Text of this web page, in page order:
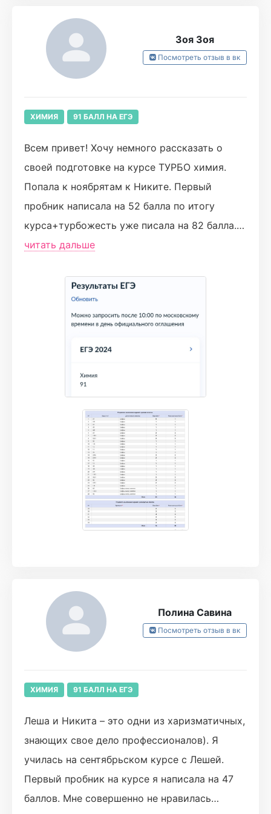
ооочень много полезного материала и
ничего лишнего. Удобные таблички,
инфографики, конспекты, мнемокарточки
несколько месяцев стали семьей для меня.
Они всегда помогут, подскажут, если что то
не понятно, смогут поддержать в трудной
ситуации. Ведь Турбо это не только онлайн
школа, это еще и семья! Заниматься в Турбо
очень классно! Я очень благодарен Никите.
Зоя Зоя
Посмотреть отзыв в вк
ХИМИЯ 91 БАЛЛ НА ЕГЭ
Всем привет! Хочу немного рассказать о
своей подготовке на курсе ТУРБО химия.
Попала к ноябрятам к Никите. Первый
пробник написала на 52 балла по итогу
курса+турбожесть уже писала на 82 балла.
Все вебинары проходили в комфортной
по пальцам, всегда могла обратиться к нему
за помощью и моральной поддержкой,
огромный респект за это Никите и всей
по воскресеньям, отслеживать в личном
кабинете свой прогресс и свои
косяки+хорошим стимулом послужило
«ограничние жизней», отрабатывать
западающие задания сколько душе
угодно)Результаты экзамена несколько
ошеломили:91 балл!Никите и Леше низкий
поклон! И спасибо огромное всей команде
2024-06-29 15-43-14.MP4
https://disk.yandex.com/i/rRZc8BupmrTZPw
читать дальше
Полина Савина
Посмотреть отзыв в вк
ХИМИЯ 91 БАЛЛ НА ЕГЭ
Леша и Никита – это одни из харизматичных,
знающих свое дело профессионалов). Я
училась на сентябрьском курсе с Лешей.
Первый пробник на курсе я написала на 47
баллов. Мне совершенно не нравилась